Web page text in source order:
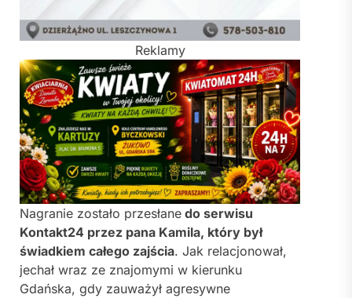
Reklamy
Nagranie zostało przesłane do serwisu
Kontakt24 przez pana Kamila, który był
świadkiem całego zajścia. Jak relacjonował,
jechał wraz ze znajomymi w kierunku
Gdańska, gdy zauważył agresywne